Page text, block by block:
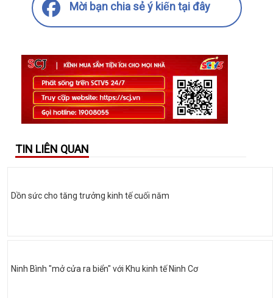
Mời bạn chia sẻ ý kiến tại đây
TIN LIÊN QUAN
Dồn sức cho tăng trưởng kinh tế cuối năm
Ninh Bình "mở cửa ra biển" với Khu kinh tế Ninh Cơ